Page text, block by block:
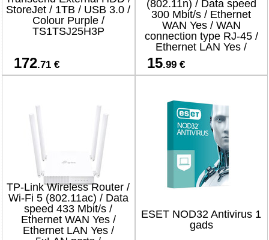
StoreJet / 1TB / USB 3.0 /
Colour Purple /
TS1TSJ25H3P
172.71 €
(802.11n) / Data speed
300 Mbit/s / Ethernet
WAN Yes / WAN
connection type RJ-45 /
Ethernet LAN Yes /
4xLAN ports
15.99 €
TP-Link Wireless Router /
Wi-Fi 5 (802.11ac) / Data
speed 433 Mbit/s /
Ethernet WAN Yes /
Ethernet LAN Yes /
ESET NOD32 Antivirus 1
gads